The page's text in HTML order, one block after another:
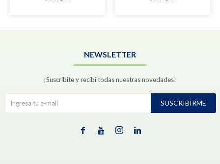
NEWSLETTER
¡Suscribite y recibí todas nuestras novedades!
SUSCRIBIRME
   